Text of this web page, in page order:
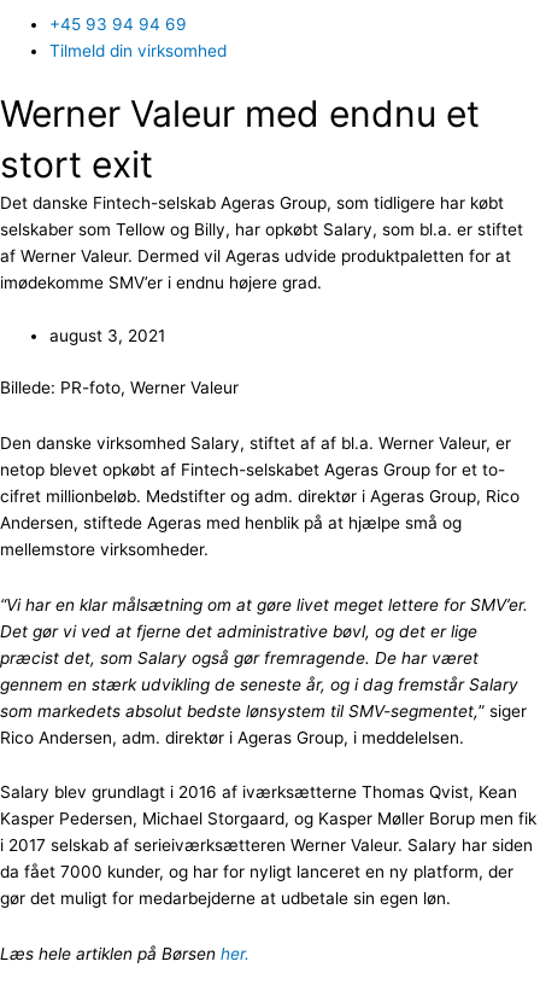
+45 93 94 94 69
Tilmeld din virksomhed
Werner Valeur med endnu et
stort exit
Det danske Fintech-selskab Ageras Group, som tidligere har købt
selskaber som Tellow og Billy, har opkøbt Salary, som bl.a. er stiftet
af Werner Valeur. Dermed vil Ageras udvide produktpaletten for at
imødekomme SMV’er i endnu højere grad.
august 3, 2021
Billede: PR-foto, Werner Valeur
Den danske virksomhed Salary, stiftet af af bl.a. Werner Valeur, er
netop blevet opkøbt af Fintech-selskabet Ageras Group for et to-
cifret millionbeløb. Medstifter og adm. direktør i Ageras Group, Rico
Andersen, stiftede Ageras med henblik på at hjælpe små og
mellemstore virksomheder.
“Vi har en klar målsætning om at gøre livet meget lettere for SMV’er.
Det gør vi ved at fjerne det administrative bøvl, og det er lige
præcist det, som Salary også gør fremragende. De har været
gennem en stærk udvikling de seneste år, og i dag fremstår Salary
som markedets absolut bedste lønsystem til SMV-segmentet,” siger
Rico Andersen, adm. direktør i Ageras Group, i meddelelsen.
Salary blev grundlagt i 2016 af iværksætterne Thomas Qvist, Kean
Kasper Pedersen, Michael Storgaard, og Kasper Møller Borup men fik
i 2017 selskab af serieiværksætteren Werner Valeur. Salary har siden
da fået 7000 kunder, og har for nyligt lanceret en ny platform, der
gør det muligt for medarbejderne at udbetale sin egen løn.
Læs hele artiklen på Børsen her.